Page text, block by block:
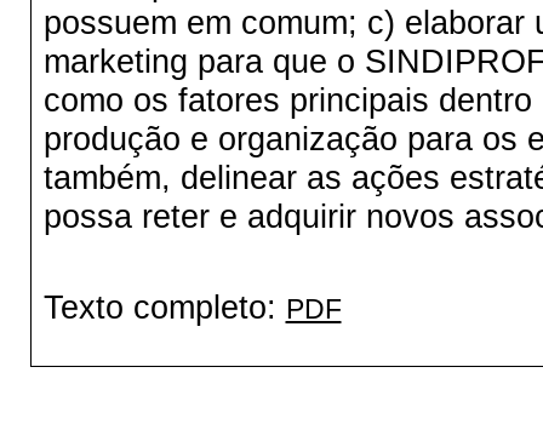
possuem em comum; c)
marketing para que o
como os fatores principais
produção e organização para os
também, delinear as ações
possa reter e adquirir novos
Texto completo: PDF